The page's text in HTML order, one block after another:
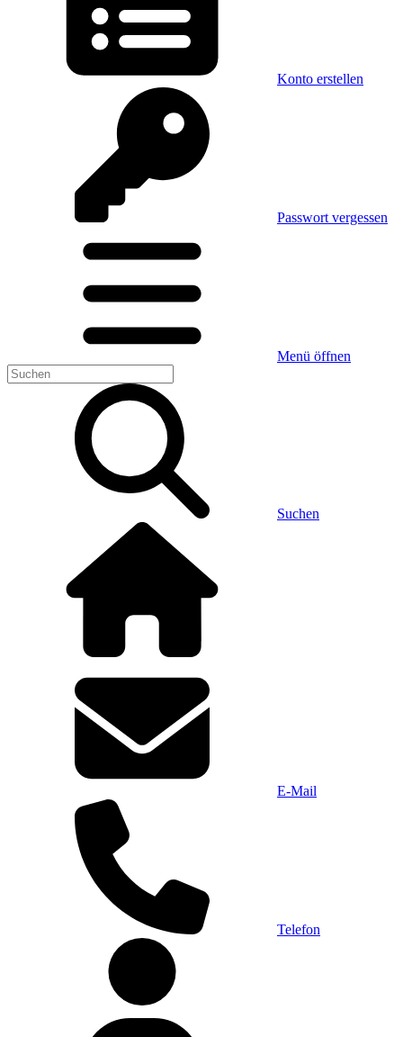
Konto erstellen
Passwort vergessen
Menü öffnen
Suchen
E-Mail
Telefon